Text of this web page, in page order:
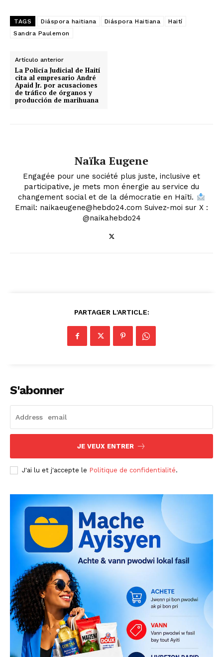
TAGS Diáspora haitiana Diáspora Haitiana
Haití
Sandra Paulemon
Artículo anterior
La Policía Judicial de Haití
cita al empresario André
Apaid Jr. por acusaciones
de tráfico de órganos y
producción de marihuana
Naïka Eugene
Engagée pour une société plus juste, inclusive et
participative, je mets mon énergie au service du
changement social et de la démocratie en Haïti.
Email: naikaeugene@hebdo24.com Suivez-moi sur X :
@naikahebdo24
PARTAGER L'ARTICLE:
S'abonner
JE VEUX ENTRER
J'ai lu et j'accepte le Politique de confidentialité.